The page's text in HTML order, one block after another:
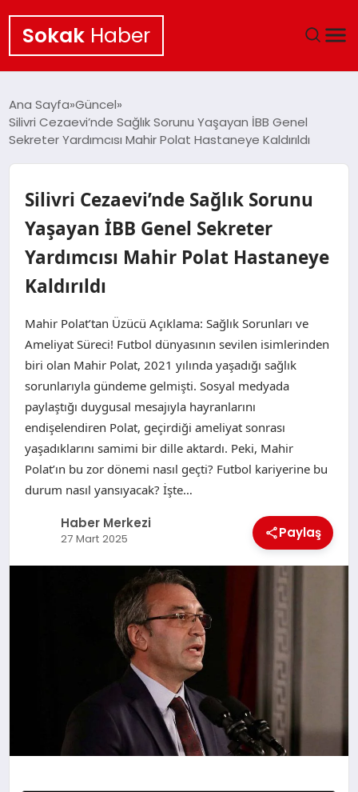
Sokak Haber
EKONOMI
KÜLTÜR SANAT
TEKNOLOJI
Ana Sayfa Güncel
Silivri Cezaevi’nde Sağlık Sorunu Yaşayan İBB Genel
Sekreter Yardımcısı Mahir Polat Hastaneye Kaldırıldı
Silivri Cezaevi’nde Sağlık Sorunu
Yaşayan İBB Genel Sekreter
Yardımcısı Mahir Polat Hastaneye
Kaldırıldı
Mahir Polat’tan Üzücü Açıklama: Sağlık Sorunları ve
Ameliyat Süreci! Futbol dünyasının sevilen isimlerinden
biri olan Mahir Polat, 2021 yılında yaşadığı sağlık
sorunlarıyla gündeme gelmişti. Sosyal medyada
paylaştığı duygusal mesajıyla hayranlarını
endişelendiren Polat, geçirdiği ameliyat sonrası
yaşadıklarını samimi bir dille aktardı. Peki, Mahir
Polat’ın bu zor dönemi nasıl geçti? Futbol kariyerine bu
durum nasıl yansıyacak? İşte…
Haber Merkezi
27 Mart 2025 Paylaş